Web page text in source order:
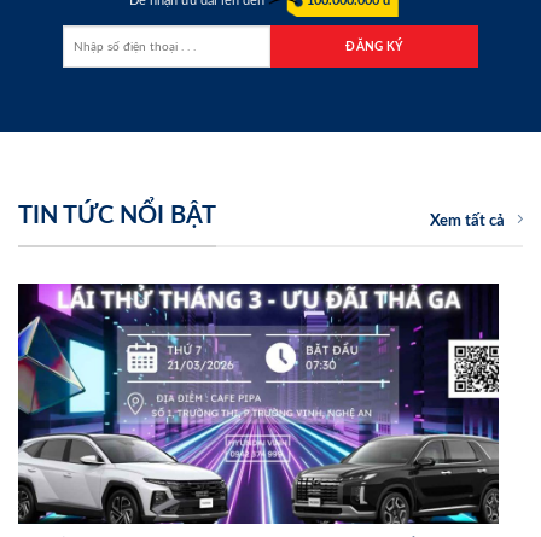
TIN TỨC NỔI BẬT Xem tất cả